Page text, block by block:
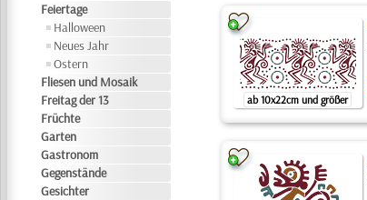
Feiertage
Halloween
Neues Jahr
Ostern
Fliesen und Mosaik
Freitag der 13
Früchte
Garten
Gastronom
Gegenstände
Gesichter
ab 10x22cm und größer